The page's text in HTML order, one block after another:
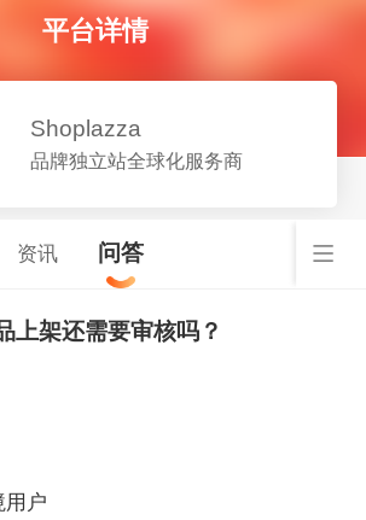
平台详情
Shoplazza
品牌独立站全球化服务商
资讯 问答
上架还需要审核吗？
用户